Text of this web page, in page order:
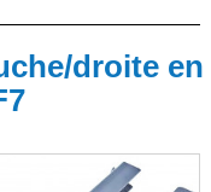
droite en